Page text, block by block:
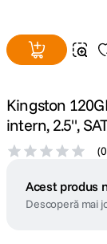
Kingston
intern, 2.5",
(
Acest produs
Descoperă mai